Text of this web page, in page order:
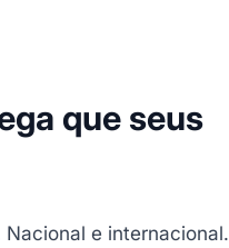
que seus
e internacional.